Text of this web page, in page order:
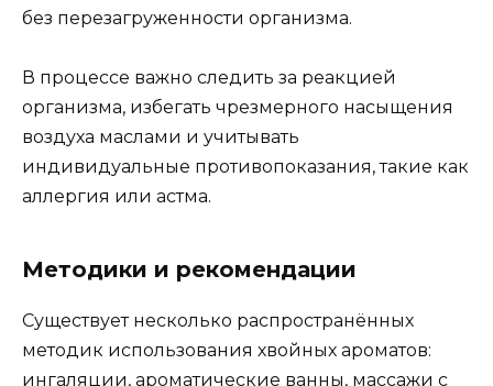
без перезагруженности организма.
В процессе важно следить за реакцией
организма, избегать чрезмерного насыщения
воздуха маслами и учитывать
индивидуальные противопоказания, такие как
аллергия или астма.
Методики и рекомендации
Существует несколько распространённых
методик использования хвойных ароматов:
ингаляции, ароматические ванны, массажи с